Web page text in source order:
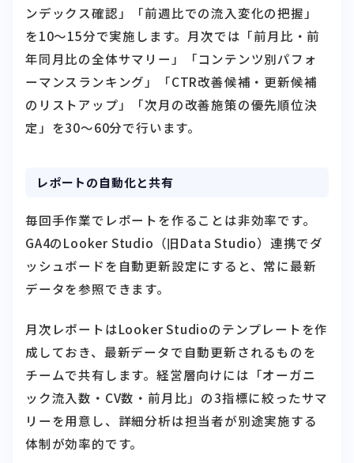
ンデックス確認」「前週比での流入変化の把握」
を10〜15分で実施します。月次では「前月比・前
年同月比の全体サマリー」「コンテンツ別パフォ
ーマンスランキング」「CTR改善候補・更新候補
のリストアップ」「次月の改善施策の優先順位決
定」を30〜60分で行います。
レポートの自動化と共有
毎回手作業でレポートを作ることは非効率です。
GA4のLooker Studio（旧Data Studio）連携でダ
ッシュボードを自動更新設定にすると、常に最新
データを参照できます。
月次レポートはLooker Studioのテンプレートを作
成しておき、最新データで自動更新されるものを
チームで共有します。経営層向けには「オーガニ
ック流入数・CV数・前月比」の3指標に絞ったサマ
リーを用意し、詳細分析は担当者が別途実施する
体制が効率的です。